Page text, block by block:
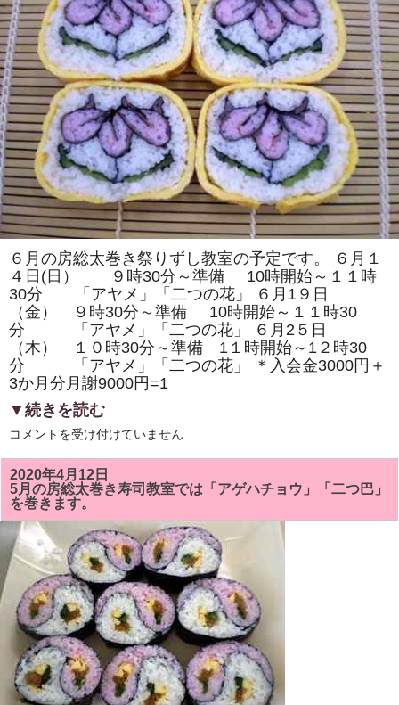
は
「い
ち
は
ら
食
育
の
会」
主
催
の
体
験
教
室
の
参
加
者
を
募
集
し
ま
す！！
は
６月の房総太巻き祭りずし教室の予定です。 ６月１
４日(日） ９時30分～準備 10時開始～１１時
30分 「アヤメ」「二つの花」 ６月1９日
（金） ９時30分～準備 10時開始～１１時30
分 「アヤメ」「二つの花」 ６月2５日
（木） １０時30分～準備 1１時開始～1２時30
分 「アヤメ」「二つの花」 ＊入会金3000円＋
3か月分月謝9000円=1
▼続きを読む
６
の
房
総
太
巻
き
ず
し
教
室
は、
「ア
ヤ
メ」
「二
の
花」
を
巻
コメントを受け付けていません
2020年4月12日
5月の房総太巻き寿司教室では「アゲハチョウ」「二つ巴」
を巻きます。